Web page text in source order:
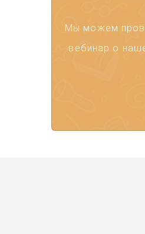
Мы можем
вебинар о